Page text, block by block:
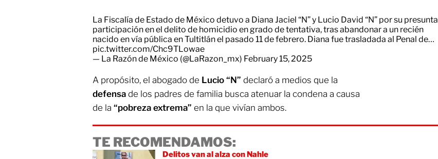
La Fiscalía de Estado de México detuvo a Diana Jaciel “N” y Lucio David “N” por su presunta
participación en el delito de homicidio en grado de tentativa, tras abandonar a un recién
nacido en vía pública en Tultitlán el pasado 11 de febrero. Diana fue trasladada al Penal de…
pic.twitter.com/Chc9TLowae
— La Razón de México (@LaRazon_mx) February 15, 2025
A propósito, el abogado de Lucio “N” declaró a medios que la
defensa de los padres de familia busca atenuar la condena a causa
de la “pobreza extrema” en la que vivían ambos.
TE RECOMENDAMOS:
Delitos van al alza con Nahle